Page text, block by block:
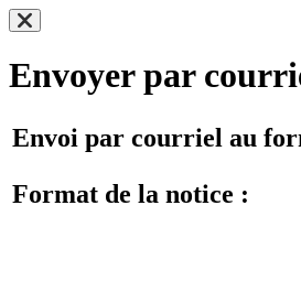
Envoyer par
Envoi par courriel au
Format de la notice :